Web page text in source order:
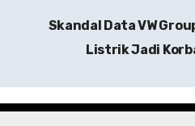
Skandal Data VW
Listrik Jadi